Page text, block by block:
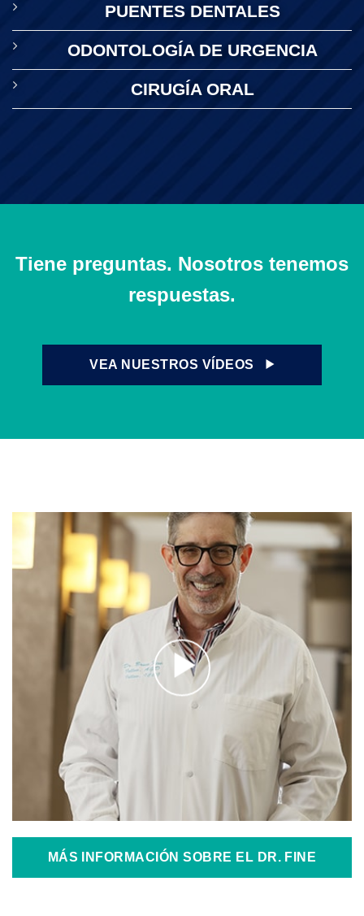
PUENTES DENTALES
ODONTOLOGÍA DE URGENCIA
CIRUGÍA ORAL
Tiene preguntas. Nosotros tenemos
respuestas.
VEA NUESTROS VÍDEOS
MÁS INFORMACIÓN SOBRE EL DR. FINE